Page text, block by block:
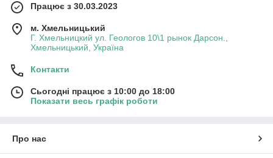
Працює з 30.03.2023
м. Хмельницький
Г. Хмельницкий ул. Геологов 10\1 рынок Дарсон.,
Хмельницький, Україна
Контакти
Сьогодні працює з 10:00 до 18:00
Показати весь графік роботи
Про нас